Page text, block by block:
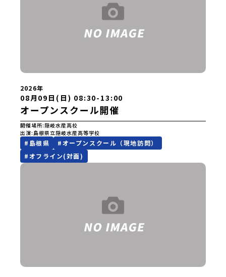
2026年
08月09日(日) 08:30-13:00
オープンスクール開催
開催場所 隠岐水産高校
出演 島根県立隠岐水産高等学校
# 島根県 #オープンスクール（現地訪問）
#オフライン(対面)